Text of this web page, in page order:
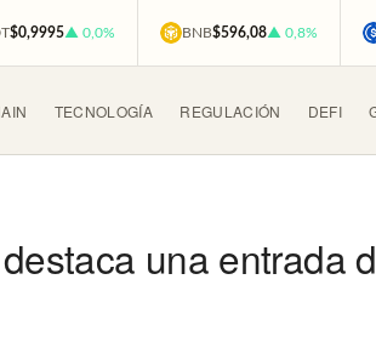
$0,9995▲ 0,0% BNB$596,08▲ 0,8%
TECNOLOGÍA REGULACIÓN DEFI
una entrada